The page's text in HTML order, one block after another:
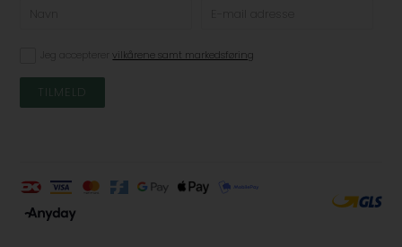
Jeg accepterervilkårene samt markedsføring